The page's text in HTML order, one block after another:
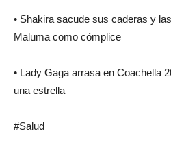
• Shakira sacude sus caderas y
Maluma como cómplice
• Lady Gaga arrasa en Coachella
una estrella
#Salud